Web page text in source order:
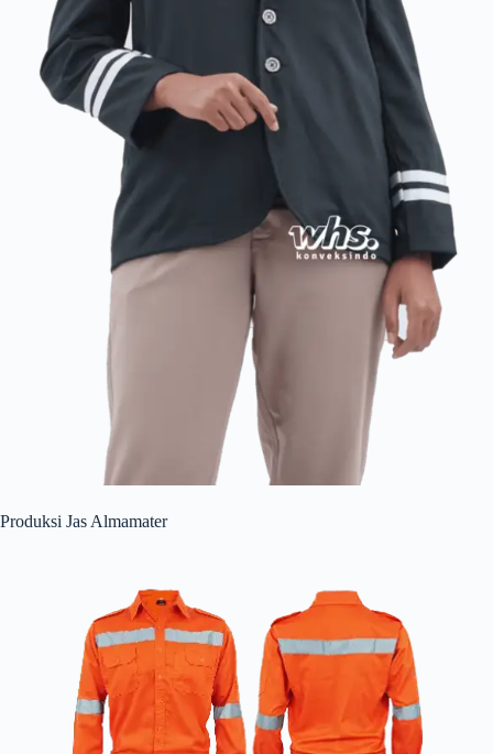
Produksi Jas Almamater